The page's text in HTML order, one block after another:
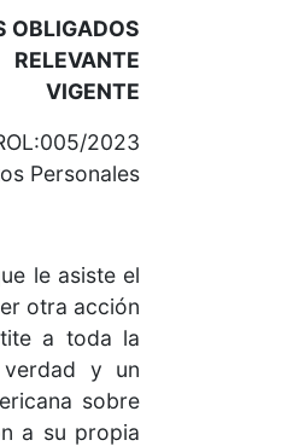
OBLIGADOS
RELEVANTE
VIGENTE
2023
Personales
le asiste el
otra acción
a toda la
y un
sobre
a su propia